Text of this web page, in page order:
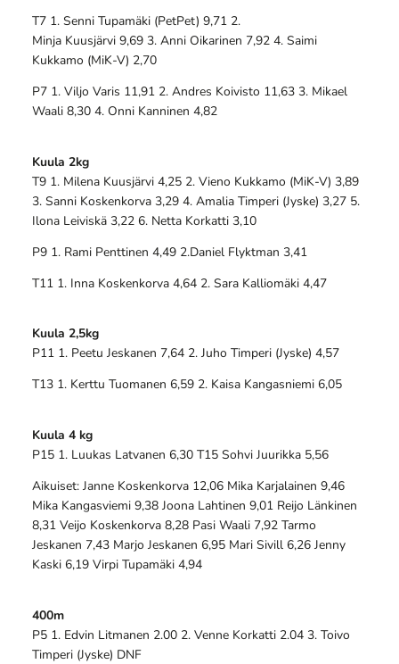
T7 1. Senni Tupamäki (PetPet) 9,71 2.
Minja Kuusjärvi 9,69 3. Anni Oikarinen 7,92 4. Saimi
Kukkamo (MiK-V) 2,70
P7 1. Viljo Varis 11,91 2. Andres Koivisto 11,63 3. Mikael
Waali 8,30 4. Onni Kanninen 4,82
Kuula 2kg
T9 1. Milena Kuusjärvi 4,25 2. Vieno Kukkamo (MiK-V) 3,89
3. Sanni Koskenkorva 3,29 4. Amalia Timperi (Jyske) 3,27 5.
Ilona Leiviskä 3,22 6. Netta Korkatti 3,10
P9 1. Rami Penttinen 4,49 2.Daniel Flyktman 3,41
T11 1. Inna Koskenkorva 4,64 2. Sara Kalliomäki 4,47
Kuula 2,5kg
P11 1. Peetu Jeskanen 7,64 2. Juho Timperi (Jyske) 4,57
T13 1. Kerttu Tuomanen 6,59 2. Kaisa Kangasniemi 6,05
Kuula 4 kg
P15 1. Luukas Latvanen 6,30 T15 Sohvi Juurikka 5,56
Aikuiset: Janne Koskenkorva 12,06 Mika Karjalainen 9,46
Mika Kangasviemi 9,38 Joona Lahtinen 9,01 Reijo Länkinen
8,31 Veijo Koskenkorva 8,28 Pasi Waali 7,92 Tarmo
Jeskanen 7,43 Marjo Jeskanen 6,95 Mari Sivill 6,26 Jenny
Kaski 6,19 Virpi Tupamäki 4,94
400m
P5 1. Edvin Litmanen 2.00 2. Venne Korkatti 2.04 3. Toivo
Timperi (Jyske) DNF